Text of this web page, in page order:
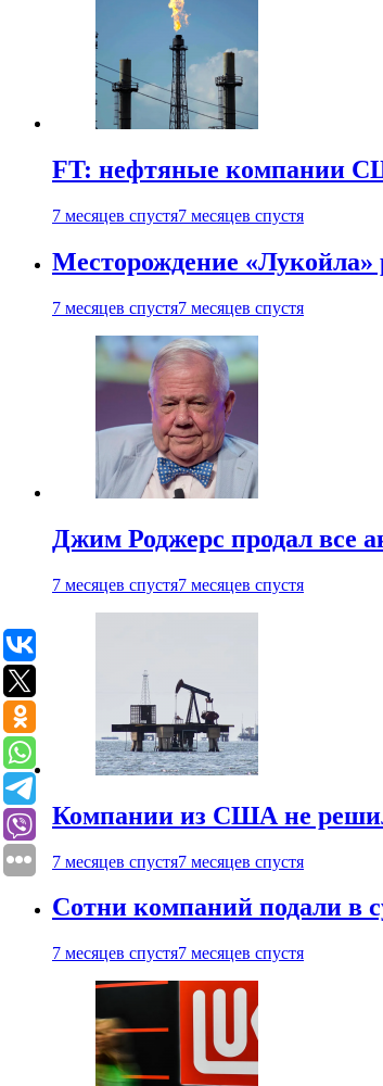
FT: нефтяные компании
7 месяцев спустя7 месяцев спустя
Месторождение
7 месяцев спустя7 месяцев спустя
Джим Роджерс продал все
7 месяцев спустя7 месяцев спустя
Компании из США не
7 месяцев спустя7 месяцев спустя
Сотни компаний подали в
7 месяцев спустя7 месяцев спустя